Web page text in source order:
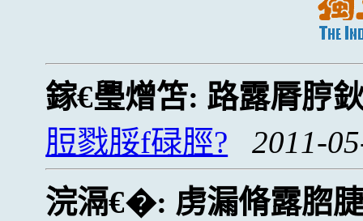
鎵€璺熷笘: 路露脣脝
脰戮脮f碌脛?
2011-
浣滆€�: 虏漏脩露脗